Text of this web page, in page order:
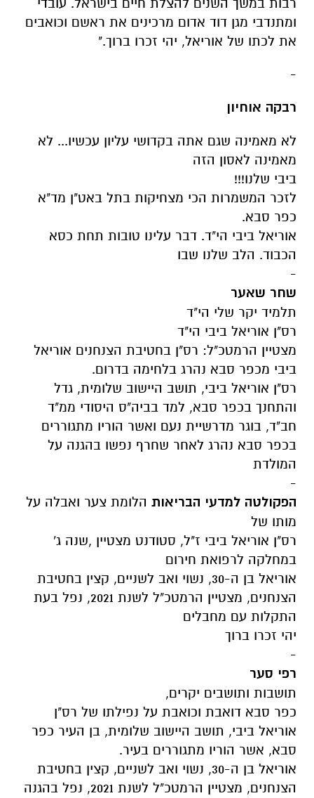
רבות במשך השנים להצלת חיים בישראל. עובדי
ומתנדבי מגן דוד אדום מרכינים את ראשם וכואבים
את לכתו של אוריאל, יהי זכרו ברוך."
-
רבקה אוחיון
לא מאמינה שגם אתה בקדושי עליון עכשיו... לא
מאמינה לאסון הזה
ביבי שלנו!!!
לזכר המשמרות הכי מצחיקות בתל באט"ן מד"א
כפר סבא.
אוריאל ביבי הי"ד. דבר עלינו טובות תחת כסא
הכבוד. הלב שלנו שבו
-
שחר שאער
תלמיד יקר שלי הי"ד
רס"ן אוריאל ביבי הי"ד
מצטיין הרמטכ"ל: רס"ן בחטיבת הצנחנים אוריאל
ביבי מכפר סבא נהרג בלחימה בדרום.
רס"ן אוריאל ביבי, תושב היישוב שלומית, גדל
והתחנך בכפר סבא, למד בביה"ס היסודי ממ"ד
חב"ד, בוגר מדרשיית נעם ואשר הוריו מתגוררים
בכפר סבא נהרג לאחר שחרף נפשו בהגנה על
המולדת
-
הפקולטה למדעי הבריאות הלומת צער ואבלה על
מותו של
רס"ן אוריאל ביבי ז"ל, סטודנט מצטיין ,שנה ג'
במחלקה לרפואת חירום
אוריאל בן ה-30, נשוי ואב לשניים, קצין בחטיבת
הצנחנים, מצטיין הרמטכ"ל לשנת 2021, נפל בעת
התקלות עם מחבלים
יהי זכרו ברוך
-
רפי סער
תושבות ותושבים יקרים,
כפר סבא דואבת וכואבת על נפילתו של רס"ן
אוריאל ביבי, תושב היישוב שלומית, בן העיר כפר
סבא, אשר הוריו מתגוררים בעיר.
אוריאל בן ה-30, נשוי ואב לשניים, קצין בחטיבת
הצנחנים, מצטיין הרמטכ"ל לשנת 2021, נפל בהגנה